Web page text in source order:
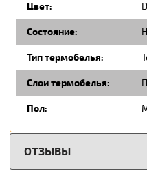
Цвет:
Состояние:
Тип термобелья:
Слои термобелья:
Пол:
ОТЗЫВЫ